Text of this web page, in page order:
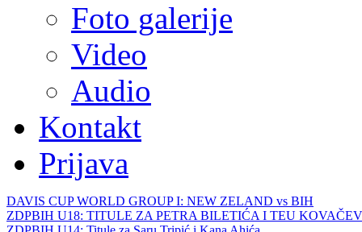
Foto galerije
Video
Audio
Kontakt
Prijava
DAVIS CUP WORLD GROUP I: NEW ZELAND vs BIH
ZDPBIH U18: TITULE ZA PETRA BILETIĆA I TEU